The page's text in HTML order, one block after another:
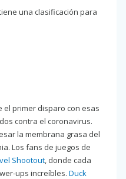
una clasificación para
el primer disparo con esas
contra el coronavirus.
la membrana grasa del
Los fans de juegos de
Shootout, donde cada
ups increíbles. Duck